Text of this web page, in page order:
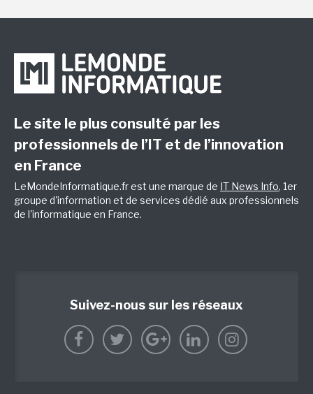
Le site le plus consulté par les
professionnels de l’IT et de l’innovation
en France
LeMondeInformatique.fr est une marque de IT News Info, 1er
groupe d'information et de services dédié aux professionnels
de l'informatique en France.
Suivez-nous sur les réseaux